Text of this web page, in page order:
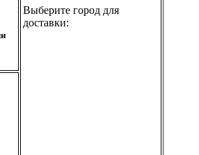
Выберите город для
доставки: